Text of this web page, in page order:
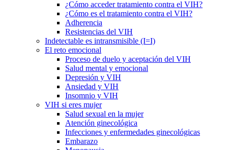
¿Cómo acceder tratamiento contra el VIH?
¿Cómo es el tratamiento contra el VIH?
Adherencia
Resistencias del VIH
Indetectable es intransmisible (I=I)
El reto emocional
Proceso de duelo y aceptación del VIH
Salud mental y emocional
Depresión y VIH
Ansiedad y VIH
Insomnio y VIH
VIH si eres mujer
Salud sexual en la mujer
Atención ginecológica
Infecciones y enfermedades ginecológicas
Embarazo